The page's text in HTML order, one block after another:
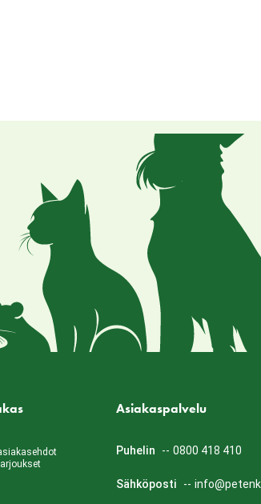
Asiakaspalvelu
Puhelin -- 0800 418 410
Sähköposti --